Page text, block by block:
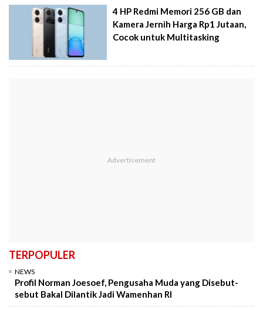
4 HP Redmi Memori 256 GB dan
Kamera Jernih Harga Rp1 Jutaan,
Cocok untuk Multitasking
TERPOPULER
NEWS
Profil Norman Joesoef, Pengusaha Muda yang Disebut-
sebut Bakal Dilantik Jadi Wamenhan RI